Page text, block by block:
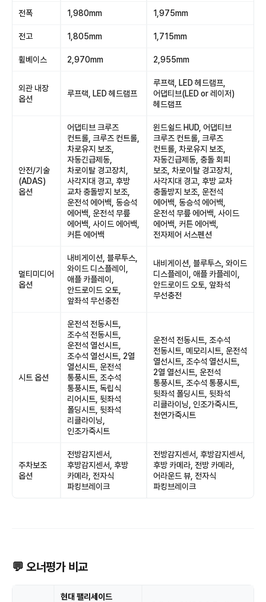
전폭 1,980mm 1,975mm
전고 1,805mm 1,715mm
휠베이스 2,970mm 2,955mm
외관 내장
옵션
루프랙, LED 헤드램프
루프랙, LED 헤드램프,
어댑티브(LED or 레이저)
헤드램프
안전/기술
(ADAS)
옵션
어댑티브 크루즈
컨트롤, 크루즈 컨트롤,
차로유지 보조,
자동긴급제동,
차로이탈 경고장치,
사각지대 경고, 후방
교차 충돌방지 보조,
운전석 에어백, 동승석
에어백, 운전석 무릎
에어백, 사이드 에어백,
커튼 에어백
윈드쉴드 HUD, 어댑티브
크루즈 컨트롤, 크루즈
컨트롤, 차로유지 보조,
자동긴급제동, 충돌 회피
보조, 차로이탈 경고장치,
사각지대 경고, 후방 교차
충돌방지 보조, 운전석
에어백, 동승석 에어백,
운전석 무릎 에어백, 사이드
에어백, 커튼 에어백,
전자제어 서스펜션
멀티미디어
옵션
내비게이션, 블루투스,
와이드 디스플레이,
애플 카플레이,
안드로이드 오토,
앞좌석 무선충전
내비게이션, 블루투스, 와이드
디스플레이, 애플 카플레이,
안드로이드 오토, 앞좌석
무선충전
시트 옵션
운전석 전동시트,
조수석 전동시트,
운전석 열선시트,
조수석 열선시트, 2열
열선시트, 운전석
통풍시트, 조수석
통풍시트, 독립식
리어시트, 뒷좌석
폴딩시트, 뒷좌석
리클라이닝,
인조가죽시트
운전석 전동시트, 조수석
전동시트, 메모리시트, 운전석
열선시트, 조수석 열선시트,
2열 열선시트, 운전석
통풍시트, 조수석 통풍시트,
뒷좌석 폴딩시트, 뒷좌석
리클라이닝, 인조가죽시트,
천연가죽시트
주차보조
옵션
전방감지센서,
후방감지센서, 후방
카메라, 전자식
파킹브레이크
전방감지센서, 후방감지센서,
후방 카메라, 전방 카메라,
어라운드 뷰, 전자식
파킹브레이크
💬 오너평가 비교
현대 팰리세이드